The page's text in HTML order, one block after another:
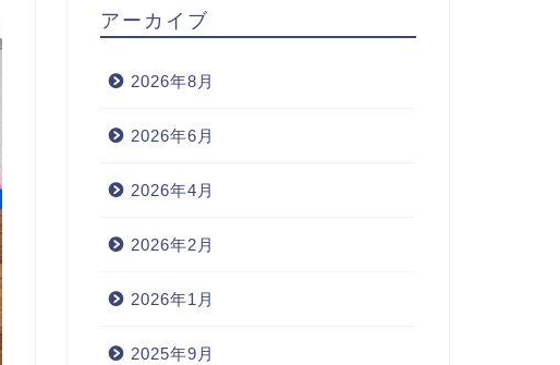
アーカイブ
2026年8月
2026年6月
2026年4月
2026年2月
2026年1月
2025年9月